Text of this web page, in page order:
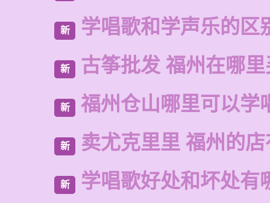
新 学唱歌和学声乐的区
新 古筝批发 福州在哪
新 福州仓山哪里可以学
新 卖尤克里里 福州的
新 学唱歌好处和坏处有